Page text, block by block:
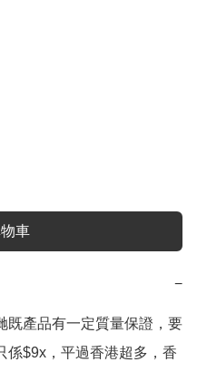
車
−
既產品有一定質量保證，要
係$9x，平過香港超多，香